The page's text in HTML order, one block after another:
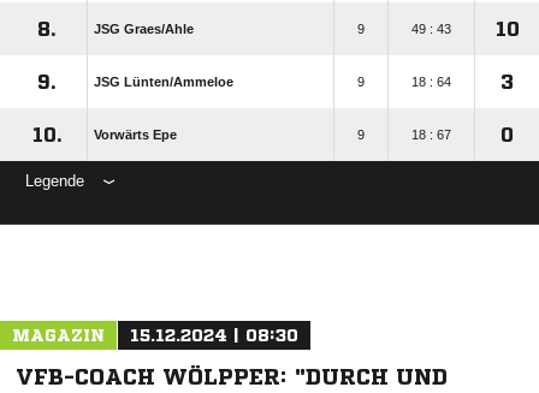
8. JSG Graes/​Ahle 9 49 : 43 10
9. JSG Lünten/​Ammeloe 9 18 : 64 3
10. Vorwärts Epe 9 18 : 67 0
Legende
MAGAZIN 15.12.2024 | 08:30
VFB-COACH WÖLPPER: "DURCH UND